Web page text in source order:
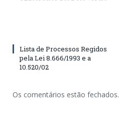
Lista de Processos Regidos
pela Lei 8.666/1993 e a
10.520/02
Os comentários estão fechados.